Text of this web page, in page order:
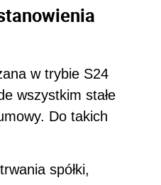
w trybie S24
wszystkim stałe
Do takich
spółki,